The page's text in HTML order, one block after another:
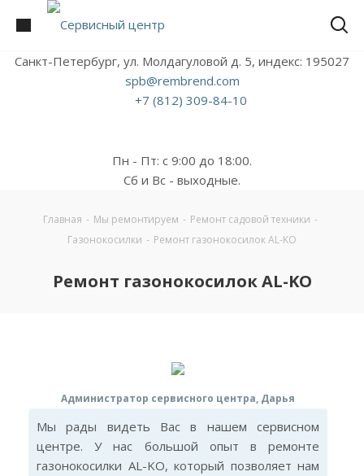
Санкт-Петербург, ул. Молдагуловой д. 5, индекс: 195027
spb@rembrend.com
+7 (812) 309-84-10
Пн - Пт: с 9:00 до 18:00.
Сб и Вс - выходные.
Главная - Мы ремонтируем - Ремонт садовой техники -
Газонокосилки - Ремонт газонокосилок AL-KO
Ремонт газонокосилок AL-KO
Администратор сервисного центра, Дарья
Мы рады видеть Вас в нашем сервисном
центре. У нас большой опыт в ремонте
газонокосилки AL-KO, который позволяет нам